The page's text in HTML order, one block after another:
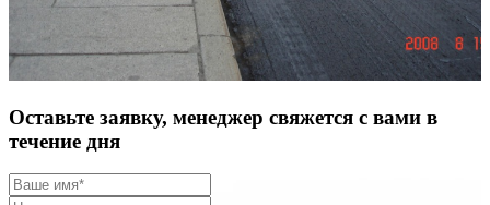
Оставьте заявку, менеджер свяжется с вами в
течение дня